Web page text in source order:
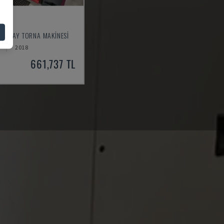
TORNA MAKINESI
2018
661,737 TL